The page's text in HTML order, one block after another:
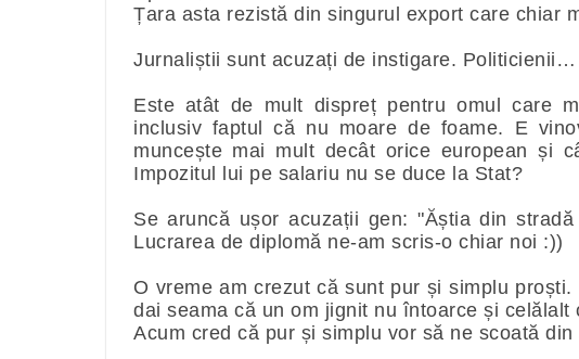
Țara asta rezistă din singurul export care chiar
Jurnaliștii sunt acuzați de instigare. Politicienii…
Este atât de mult dispreț pentru omul care
inclusiv faptul că nu moare de foame. E
muncește mai mult decât orice european și
Impozitul lui pe salariu nu se duce la Stat?
Se aruncă ușor acuzații gen: "Ăștia din
Lucrarea de diplomă ne-am scris-o chiar noi :))
O vreme am crezut că sunt pur și simplu
dai seama că un om jignit nu întoarce și celălalt
Acum cred că pur și simplu vor să ne scoată din